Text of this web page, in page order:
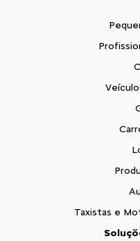
Taxistas e